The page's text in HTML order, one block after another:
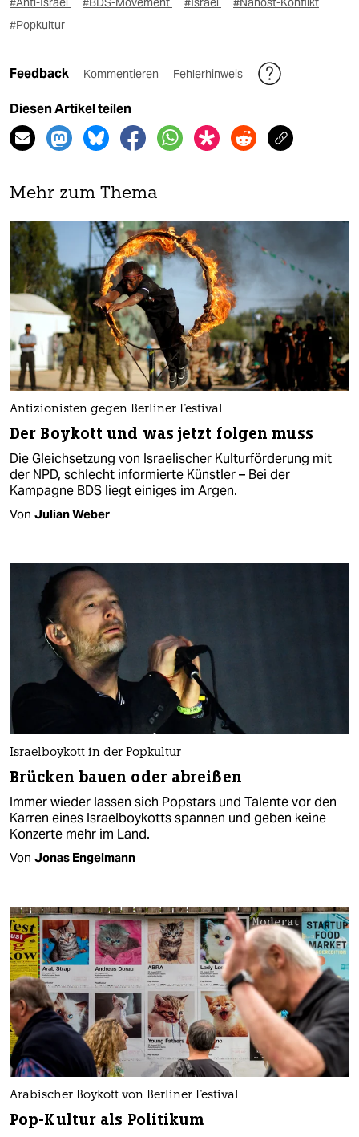
#Popkultur
Feedback Kommentieren Fehlerhinweis
Diesen Artikel teilen
Mehr zum Thema
Antizionisten gegen Berliner Festival
Der Boykott und was jetzt folgen muss
Die Gleichsetzung von Israelischer Kulturförderung mit
der NPD, schlecht informierte Künstler – Bei der
Kampagne BDS liegt einiges im Argen.
Von Julian Weber
Israelboykott in der Popkultur
Brücken bauen oder abreißen
Immer wieder lassen sich Popstars und Talente vor den
Karren eines Israelboykotts spannen und geben keine
Konzerte mehr im Land.
Von Jonas Engelmann
Arabischer Boykott von Berliner Festival
Pop-Kultur als Politikum